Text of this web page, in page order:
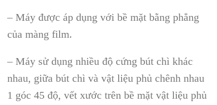
– Máy được áp dụng với bề mặt bằng phẳng
của màng film.
– Máy sử dụng nhiều độ cứng bút chì khác
nhau, giữa bút chì và vật liệu phủ chênh nhau
1 góc 45 độ, vết xước trên bề mặt vật liệu phủ